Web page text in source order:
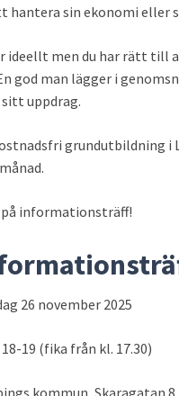
hantera sin ekonomi eller
ideellt men du har rätt till
god man lägger i
uppdrag.
grundutbildning i
informationsträff!
26 november 2025
19 (fika från kl. 17.30)
kommun, Skaragatan 8